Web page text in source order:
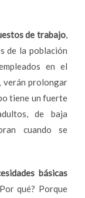
de trabajo
de la población
en el
verán prolongar
tiene un fuerte
de baja
cuando se
básicas
qué? Porque